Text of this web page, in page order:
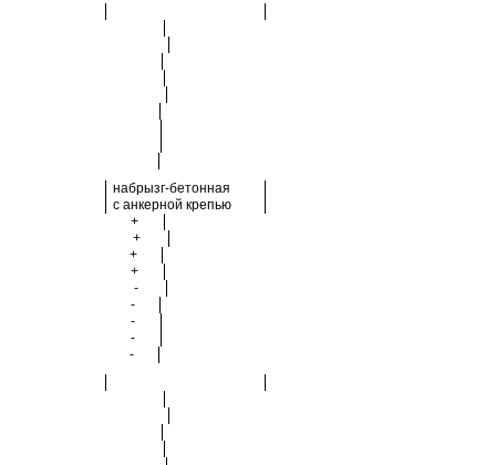
набрызг-бетонная
с анкерной крепью
+
+
+
+
-
-
-
-
-